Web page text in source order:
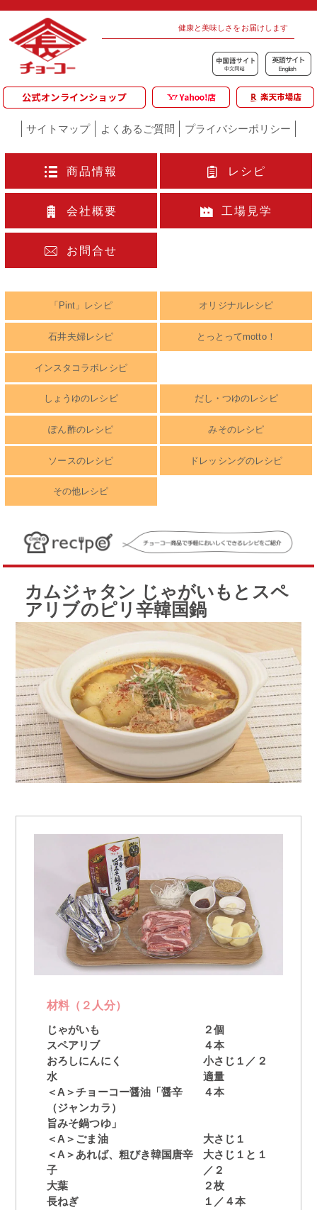
健康と美味しさをお届けします
サイトマップ よくあるご質問 プライバシーポリシー
商品情報 レシピ
会社概要 工場見学
お問合せ
「Pint」レシピ オリジナルレシピ
石井夫婦レシピ とっとってmotto！
インスタコラボレシピ
しょうゆのレシピ だし・つゆのレシピ
ぽん酢のレシピ みそのレシピ
ソースのレシピ ドレッシングのレシピ
その他レシピ
カムジャタン じゃがいもとスペ
アリブのピリ辛韓国鍋
材料（２人分）
じゃがいも
２個
スペアリブ
４本
おろしにんにく
小さじ１／２
水
適量
＜A＞チョーコー醤油「醤辛
（ジャンカラ）
旨みそ鍋つゆ」
４本
＜A＞ごま油
大さじ１
＜A＞あれば、粗びき韓国唐辛
子
大さじ１と１
／２
大葉
２枚
長ねぎ
１／４本